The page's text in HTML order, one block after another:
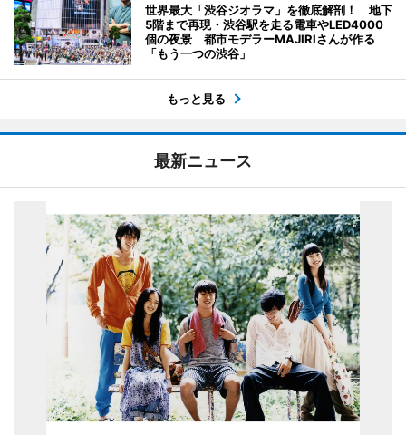
世界最大「渋谷ジオラマ」を徹底解剖！ 地下
5階まで再現・渋谷駅を走る電車やLED4000
個の夜景 都市モデラーMAJIRIさんが作る
「もう一つの渋谷」
もっと見る
最新ニュース